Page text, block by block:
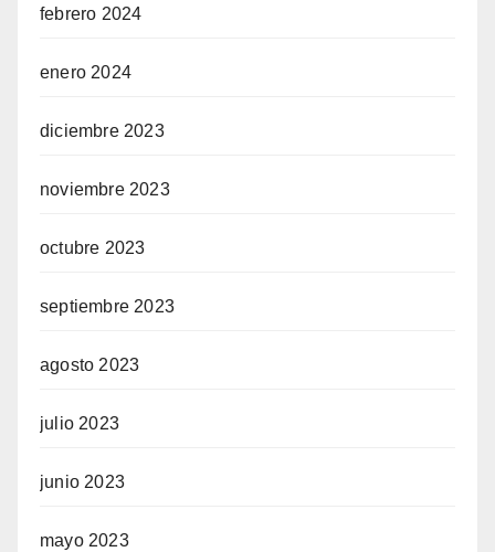
febrero 2024
enero 2024
diciembre 2023
noviembre 2023
octubre 2023
septiembre 2023
agosto 2023
julio 2023
junio 2023
mayo 2023